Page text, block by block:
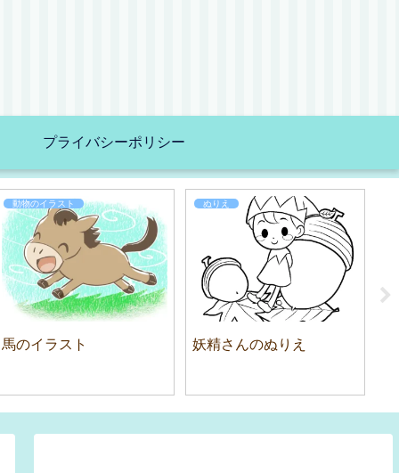
プライバシーポリシー
動物のイラスト
馬のイラスト
ぬりえ
妖精さんのぬりえ